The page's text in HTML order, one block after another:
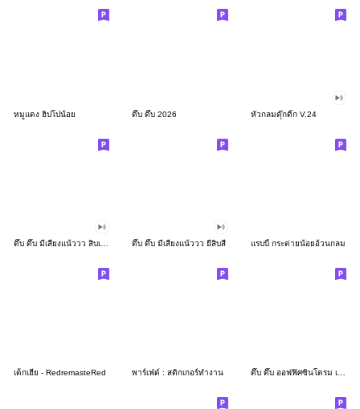
หมูแดง ฮิปโปน้อย ดึ๊บ ดึ๊บ 2026 หัวกลมดุ๊กดิ๊ก V.24
ดึ๊บ ดึ๊บ มีเสียงแน้ววว ยี่สิบสี่ แรบบี้ กระต่ายน้อยอ้วนกลม
เด็กเฮีย - RedremasteRed พาร์เฟ่ต์ : สติกเกอร์ทำงาน ดึ๊บ ดึ๊บ ออฟฟิศซินโดรม เจ็ด